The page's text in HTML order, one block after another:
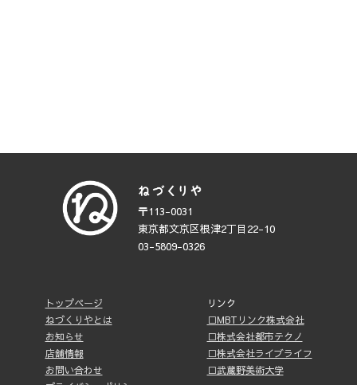
〒113-0031
東京都文京区根津2丁目22-10
03-5809-0326
トップページ
ねづくりやとは
お知らせ
店舗情報
お問い合わせ
リンク
□MBTリンク株式会社
□株式会社都市テクノ
□株式会社ライブライフ
□武蔵野美術大学